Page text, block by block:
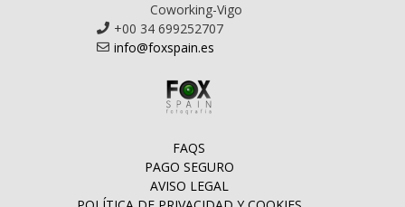
Coworking-Vigo
+00 34 699252707
info@foxspain.es
FAQS
PAGO SEGURO
AVISO LEGAL